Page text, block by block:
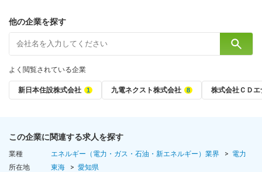
他の企業を探す
よく閲覧されている企業
新日本住設株式会社 九電ネクスト株式会社 株式会社ＣＤ
この企業に関連する求人を探す
業種 エネルギー（電力・ガス・石油・新エネルギー）業界
電力
所在地
東海 愛知県